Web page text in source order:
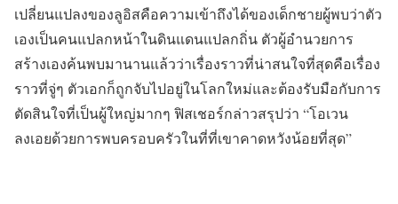
เปลี่ยนแปลงของลูอิสคือความเข้าถึงได้ของเด็กชายผู้พบว่าตัว
เองเป็นคนแปลกหน้าในดินแดนแปลกถิ่น ตัวผู้อำนวยการ
สร้างเองค้นพบมานานแล้วว่าเรื่องราวที่น่าสนใจที่สุดคือเรื่อง
ราวที่จู่ๆ ตัวเอกก็ถูกจับไปอยู่ในโลกใหม่และต้องรับมือกับการ
ตัดสินใจที่เป็นผู้ใหญ่มากๆ ฟิสเชอร์กล่าวสรุปว่า “โอเวน
ลงเอยด้วยการพบครอบครัวในที่ที่เขาคาดหวังน้อยที่สุด”